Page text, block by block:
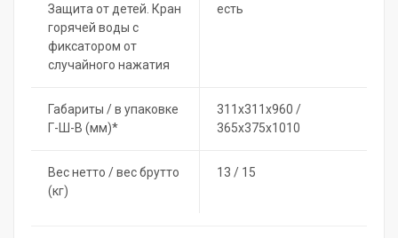
Защита от детей. Кран
горячей воды с
фиксатором от
случайного нажатия
есть
Габариты / в упаковке
Г-Ш-В (мм)*
311х311х960 /
365х375х1010
Вес нетто / вес брутто
(кг)
13 / 15